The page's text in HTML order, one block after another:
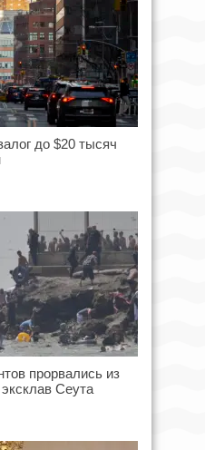
до $20 тысяч
прорвались из
Сеута